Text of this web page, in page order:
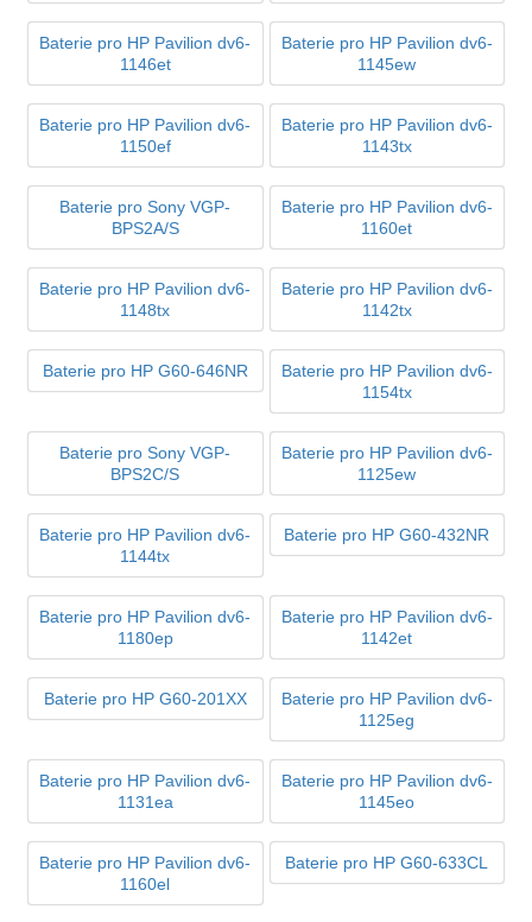
Baterie pro HP Pavilion dv6-
1146et
Baterie pro HP Pavilion dv6-
1145ew
Baterie pro HP Pavilion dv6-
1150ef
Baterie pro HP Pavilion dv6-
1143tx
Baterie pro Sony VGP-
BPS2A/S
Baterie pro HP Pavilion dv6-
1160et
Baterie pro HP Pavilion dv6-
1148tx
Baterie pro HP Pavilion dv6-
1142tx
Baterie pro HP G60-646NR
Baterie pro HP Pavilion dv6-
1154tx
Baterie pro Sony VGP-
BPS2C/S
Baterie pro HP Pavilion dv6-
1125ew
Baterie pro HP Pavilion dv6-
1144tx
Baterie pro HP G60-432NR
Baterie pro HP Pavilion dv6-
1180ep
Baterie pro HP Pavilion dv6-
1142et
Baterie pro HP G60-201XX
Baterie pro HP Pavilion dv6-
1125eg
Baterie pro HP Pavilion dv6-
1131ea
Baterie pro HP Pavilion dv6-
1145eo
Baterie pro HP Pavilion dv6-
1160el
Baterie pro HP G60-633CL